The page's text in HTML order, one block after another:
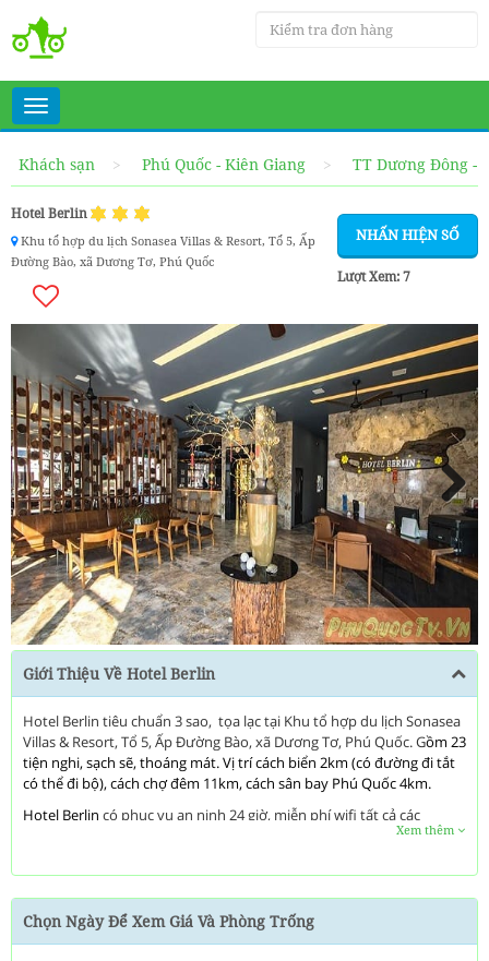
Toggle
navigation
Khách sạn
Phú Quốc - Kiên Giang TT Dương Đông -
Hotel Berlin
NHẤN HIỆN SỐ
Lượt Xem:7
Khu tổ hợp du lịch Sonasea Villas & Resort, Tổ 5, Ấp
Đường Bào, xã Dương Tơ, Phú Quốc
Next
Giới Thiệu Về Hotel Berlin
Hotel Berlin tiêu chuẩn 3 sao, tọa lạc tại Khu tổ hợp du lịch Sonasea
Villas & Resort, Tổ 5, Ấp Đường Bào, xã Dương Tơ, Phú Quốc. Gồm 23
tiện nghi, sạch sẽ, thoáng mát. Vị trí cách biển 2km (có đường đi tắt
có thể đi bộ), cách chợ đêm 11km, cách sân bay Phú Quốc 4km.
Hotel Berlin có phục vụ an ninh 24 giờ, miễn phí wifi tất cả các
phòng, bếp, dịch vụ taxi, dịch vụ vé, có nhà hàng, ăn sáng miễn phí,..
thiết bị tiện nghi mà khách hàng có thể sử dụng và hài lòng ở
đây.Đâylà nơi lý tưởng để thư giãn và đổi gió khi đến hòn đảo Phú
Quốc xinh đẹp.
Xem thêm
Chọn Ngày Để Xem Giá Và Phòng Trống